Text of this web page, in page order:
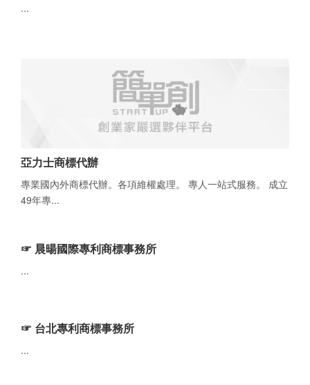
...
亞力士商標代辦
專業國內外商標代辦。各項維權處理。 專人一站式服務。 成立
49年專...
☞ 晨暘國際專利商標事務所
...
☞ 台北專利商標事務所
...